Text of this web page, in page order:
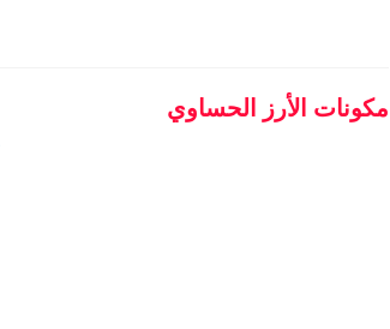
مكونات الأرز الحساوي